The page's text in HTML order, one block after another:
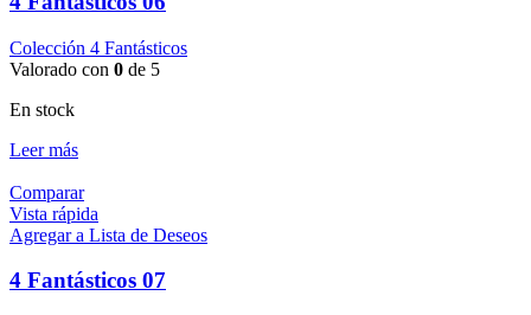
Colección 4 Fantásticos
Valorado con 0 de 5
En stock
Leer más
Comparar
Vista rápida
Agregar a Lista de Deseos
4 Fantásticos 07